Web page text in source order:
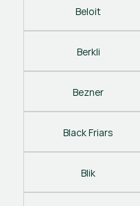
Beloit
Berkli
Bezner
Black Friars
Blik